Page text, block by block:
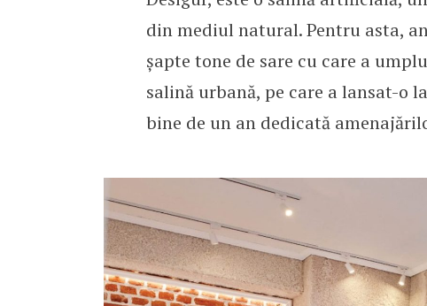
din mediul natural. Pentru asta,
șapte tone de sare cu care a
salină urbană, pe care a lansat-o
bine de un an dedicată